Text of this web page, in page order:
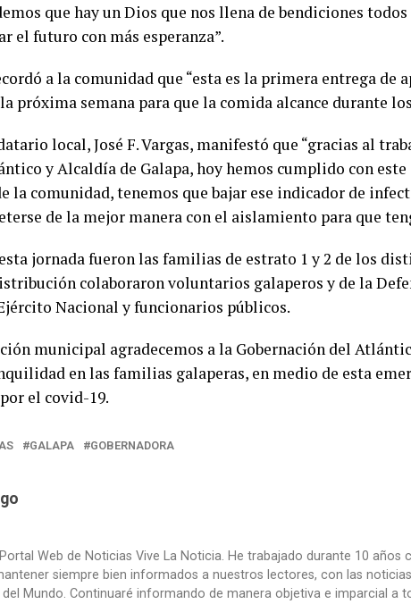
que hay un Dios que nos llena de bendiciones
el futuro con más esperanza”.
a la comunidad que “esta es la primera entrega de
próxima semana para que la comida alcance durante
local, José F. Vargas, manifestó que “gracias al
y Alcaldía de Galapa, hoy hemos cumplido con
la comunidad, tenemos que bajar ese indicador de
de la mejor manera con el aislamiento para que
jornada fueron las familias de estrato 1 y 2 de los
colaboraron voluntarios galaperos y de la
Nacional y funcionarios públicos.
municipal agradecemos a la Gobernación del
en las familias galaperas, en medio de esta
el covid-19.
GALAPA GOBERNADORA
Web de Noticias Vive La Noticia. He trabajado durante 10 años
siempre bien informados a nuestros lectores, con las
Mundo. Continuaré informando de manera objetiva e imparcial a